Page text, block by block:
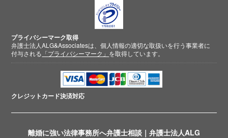
離婚に強い法律事務所へ弁護士相談｜弁護士法人ALG
プライバシーマーク取得
弁護士法人ALG&Associatesは、個人情報の適切な取扱いを行う事業者に
付与される 「プライバシーマーク」 を取得しています。
クレジットカード決済対応